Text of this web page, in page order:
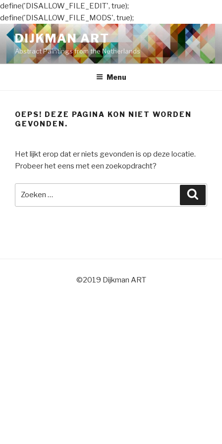
define('DISALLOW_FILE_EDIT', true);
define('DISALLOW_FILE_MODS', true);
Naar
de
inhoud
springen
DIJKMAN ART
Abstract Paintings from the Netherlands
Menu
OEPS! DEZE PAGINA KON NIET WORDEN
GEVONDEN.
Het lijkt erop dat er niets gevonden is op deze locatie.
Probeer het eens met een zoekopdracht?
©2019 Dijkman ART